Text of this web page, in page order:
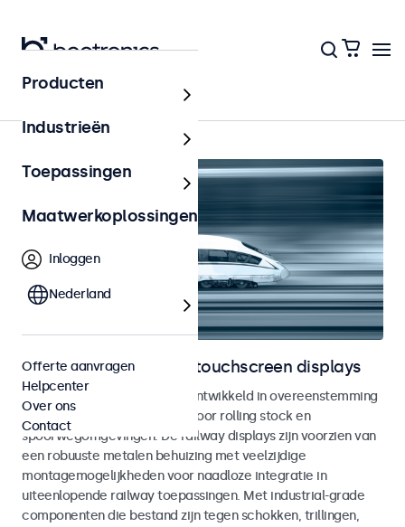
Home
Railway monitoren en touchscreen displays
Monitoren en touchscreens ontwikkeld in overeenstemming
met EN 50155 en EN 45545-2 voor rolling stock en
spoorwegomgevingen. De railway displays zijn voorzien van
een robuuste metalen behuizing met veelzijdige
montagemogelijkheden voor naadloze integratie in
uiteenlopende railway toepassingen. Met industrial-grade
componenten die bestand zijn tegen schokken, trillingen,
Producten
Industrieën
Toepassingen
Maatwerkoplossingen
Inloggen
Nederland
Offerte aanvragen
Helpcenter
Over ons
Contact